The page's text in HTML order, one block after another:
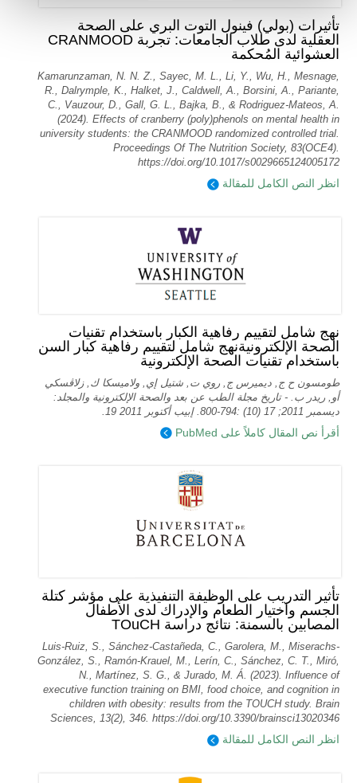
تأثيرات (بولي) فينول التوت البري على الصحة
العقلية لدى طلاب الجامعات: تجربة CRANMOOD
العشوائية المُحكمة
Kamarunzaman, N. N. Z., Sayec, M. L., Li, Y., Wu, H., Mesnage,
R., Dalrymple, K., Halket, J., Caldwell, A., Borsini, A., Pariante,
C., Vauzour, D., Gall, G. L., Bajka, B., & Rodriguez-Mateos, A.
(2024). Effects of cranberry (poly)phenols on mental health in
university students: the CRANMOOD randomized controlled trial.
Proceedings Of The Nutrition Society, 83(OCE4).
https://doi.org/10.1017/s0029665124005172
انظر النص الكامل للمقالة
نهج شامل لتقييم رفاهية الكبار باستخدام تقنيات
الصحة الإلكترونيةنهج شامل لتقييم رفاهية كبار السن
باستخدام تقنيات الصحة الإلكترونية
طومسون ح ج, ديميرس ج, روي ت, شتيل إي, ولاميسكا ك, زلاڤسكي
أو, ريدر ب. - تاريخ مجلة الطب عن بعد والصحة الإلكترونية والمجلد:
ديسمبر 2011; 17 (10) :794-800. إبيب أكتوبر 2011 19.
أقرأ نص المقال كاملاً على PubMed
تأثير التدريب على الوظيفة التنفيذية على مؤشر كتلة
الجسم واختيار الطعام والإدراك لدى الأطفال
المصابين بالسمنة: نتائج دراسة TOuCH
Luis-Ruiz, S., Sánchez-Castañeda, C., Garolera, M., Miserachs-
González, S., Ramón-Krauel, M., Lerín, C., Sánchez, C. T., Miró,
N., Martí­nez, S. G., & Jurado, M. Á. (2023). Influence of
executive function training on BMI, food choice, and cognition in
children with obesity: results from the TOUCH study. Brain
Sciences, 13(2), 346. https://doi.org/10.3390/brainsci13020346
انظر النص الكامل للمقالة